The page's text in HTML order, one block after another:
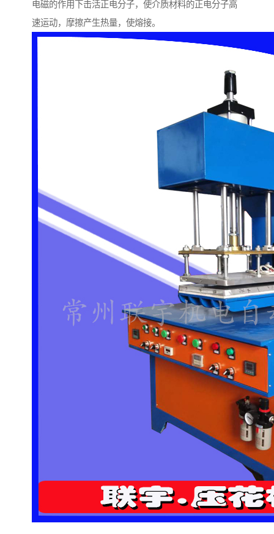
电磁的作用下击活正电分子，使介质材料的正电分子高
速运动，摩擦产生热量，使熔接。